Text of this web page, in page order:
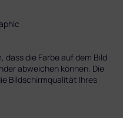
dass die Farbe auf dem Bild
abweichen können. Die
Bildschirmqualität Ihres